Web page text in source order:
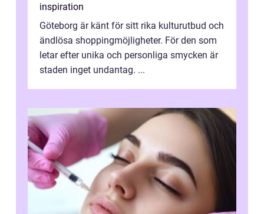
inspiration
Göteborg är känt för sitt rika kulturutbud och
ändlösa shoppingmöjligheter. För den som
letar efter unika och personliga smycken är
staden inget undantag. ...